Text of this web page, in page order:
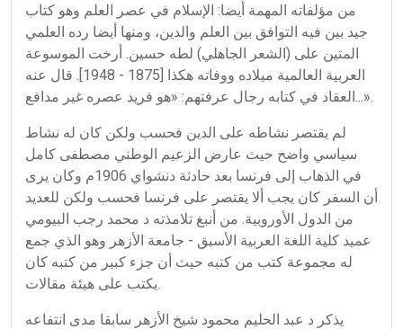
من مؤلفاته المهمة أيضا: الإسلام في عصر العلم وهو كتاب
جيد بين فيه التوافق بين العلم والدين، ومنها أيضا رده العلمي
المتين على (الشعر الجاهلي) لطه حسين. أرخت الموسوعة
العربية العالمية ميلاده ووفاته هكذا [1875 - 1948]. قال عنه
العقاد في كتابه رجال عرفتهم: «هو فريد عصره غير مدافع...».
لم يقتصر نشاطه على الدين فحسب ولكن كان له نشاط
سياسي واضح حيث عارض الزعيم الوطني مصطفى كامل
في الذهاب إلى فرنسا بعد حادثة دنشواي 1906م وكان يرى
أن السفر كان يجب ألا يقتصر على فرنسا فحسب ولكن للعديد
من الدول الأوروبية. من أنبغ تلامذته د محمد رجب البيومي
عميد كلية اللغة العربية الأسبق - جامعة الأزهر وهو الذي جمع
له مجموعة كتب من كتبه حيث أن جزء كبير من كتبه كان
يكتب على هيئة مقالات.
يذكر د عبد الحليم محمود شيخ الأزهر سابقا مدى انتفاعه